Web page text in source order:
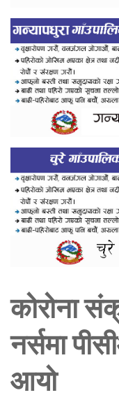
कोरोना
नर्समा
आयो